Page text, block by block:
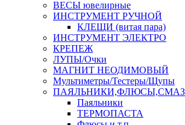
ВЕСЫ ювелирные
ИНСТРУМЕНТ РУЧНОЙ
КЛЕЩИ (витая пара)
ИНСТРУМЕНТ ЭЛЕКТРО
КРЕПЕЖ
ЛУПЫ/Очки
МАГНИТ НЕОДИМОВЫЙ
Мультиметры/Тестеры/Щупы
Паяльники
ТЕРМОПАСТА